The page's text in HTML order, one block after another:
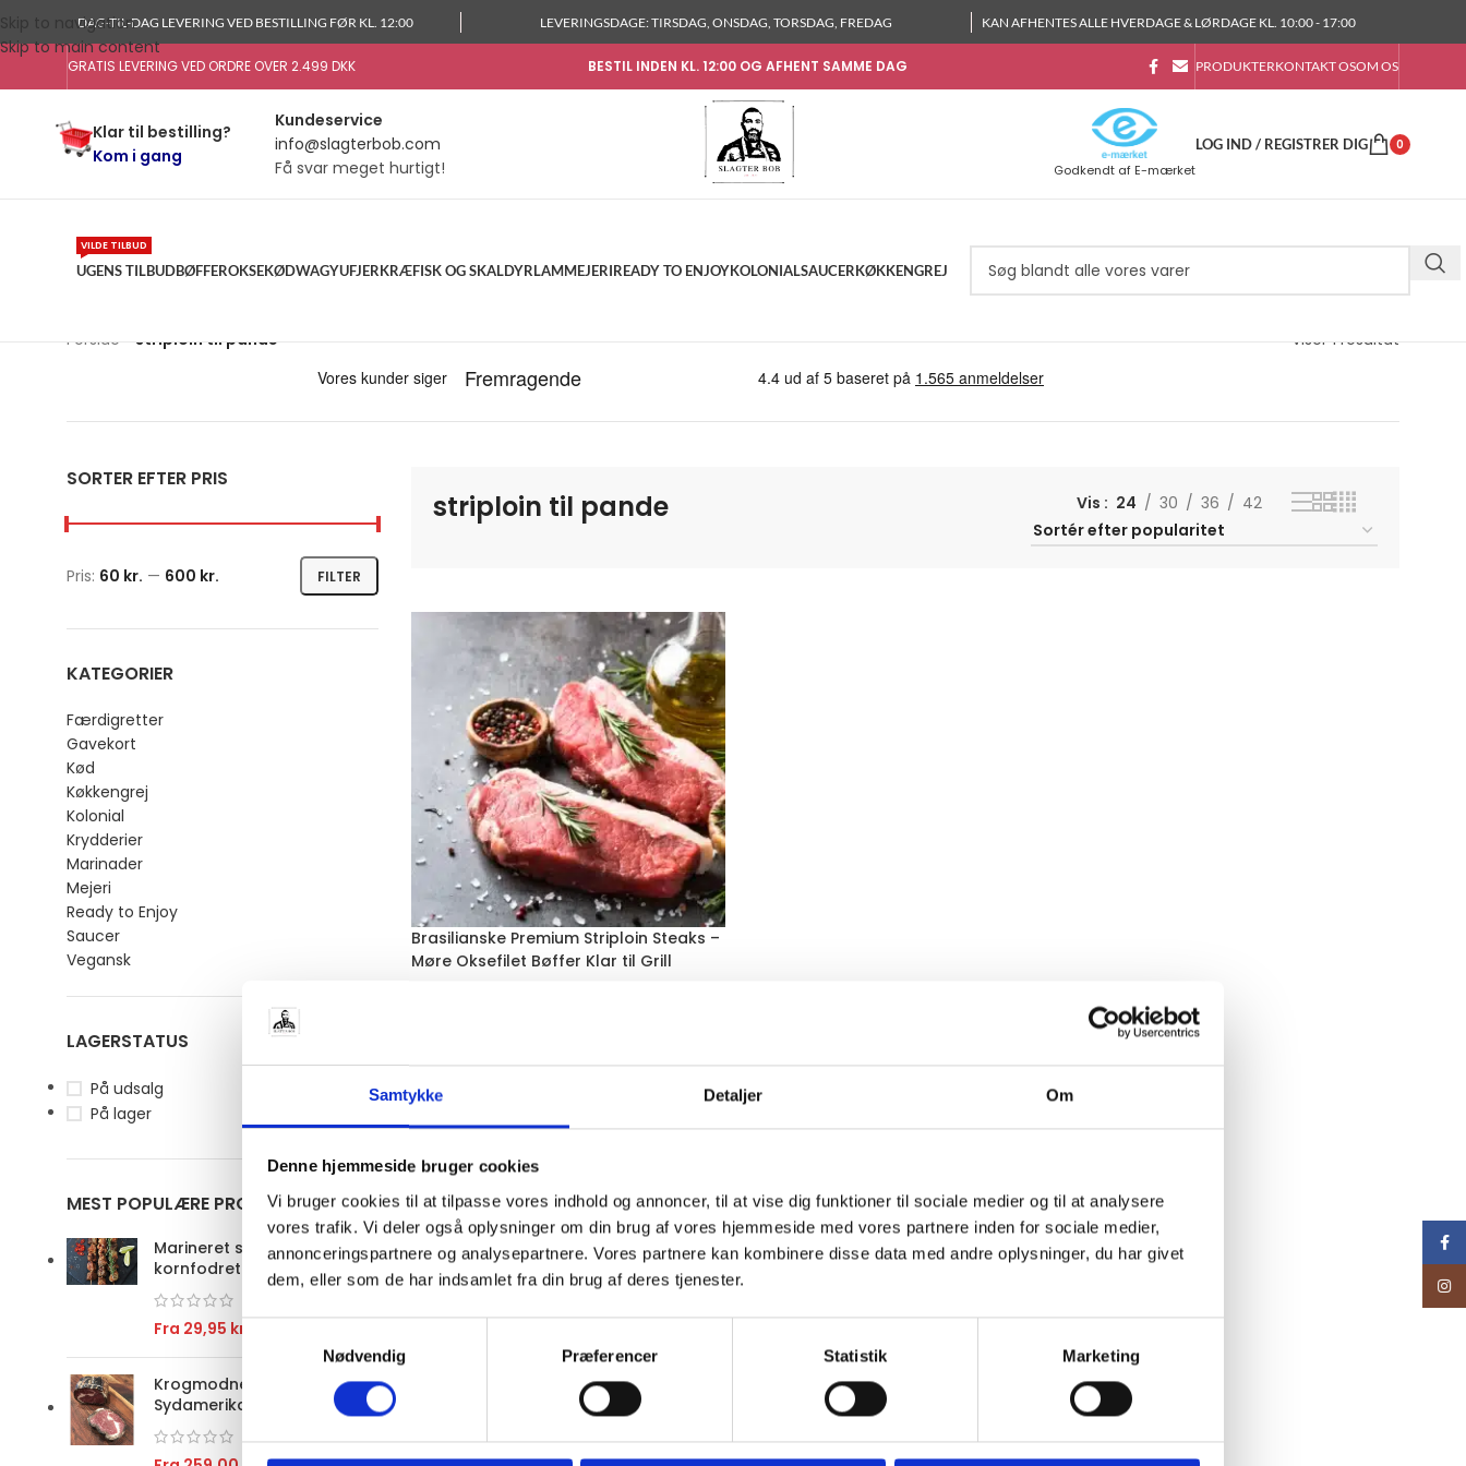
Samtykke Detaljer Om
Denne hjemmeside bruger cookies
Vi bruger cookies til at tilpasse vores indhold og annoncer, til at vise dig funktioner til sociale medier og til at analysere
vores trafik. Vi deler også oplysninger om din brug af vores hjemmeside med vores partnere inden for sociale medier,
annonceringspartnere og analysepartnere. Vores partnere kan kombinere disse data med andre oplysninger, du har givet
dem, eller som de har indsamlet fra din brug af deres tjenester.
Samtykkevalg
Nødvendig
Præferencer Statistik Marketing
Skip to navigation
Skip to main content
DAG-TIL-DAG LEVERING VED BESTILLING FØR KL. 12:00 LEVERINGSDAGE: TIRSDAG, ONSDAG, TORSDAG, FREDAG KAN AFHENTES ALLE HVERDAGE & LØRDAGE KL. 10:00 - 17:00
GRATIS LEVERING VED ORDRE OVER 2.499 DKK BESTIL INDEN KL. 12:00 OG AFHENT SAMME DAG PRODUKTERKONTAKT OSOM OS
Klar til bestilling?
Kom i gang
Kundeservice
info@slagterbob.com
Få svar meget hurtigt!
Godkendt af E-mærket
LOG IND / REGISTRER DIG 0
UGENS TILBUD
VILDE TILBUD
BØFFEROKSEKØDWAGYUFJERKRÆFISK OG SKALDYRLAMMEJERIREADY TO ENJOYKOLONIALSAUCERKØKKENGREJ
Forside striploin til pande Viser 1 resultat
SORTER EFTER PRIS
FILTER
Pris: 60 kr. — 600 kr.
KATEGORIER
Færdigretter
Gavekort
Kød
Køkkengrej
Kolonial
Krydderier
Marinader
Mejeri
Ready to Enjoy
Saucer
Vegansk
LAGERSTATUS
På udsalg
På lager
MEST POPULÆRE PRODUKTER
Marineret spyd med
kornfodret Mørbrad/Ribeye
Fra 29,95 kr.
Krogmodnet ribeye - hel -
Sydamerika
striploin til pande Vis 24 30 36 42
Brasilianske Premium Striploin Steaks –
Møre Oksefilet Bøffer Klar til Grill